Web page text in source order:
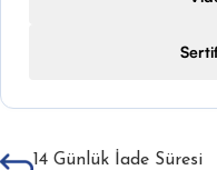
14 Günlük İade Süresi